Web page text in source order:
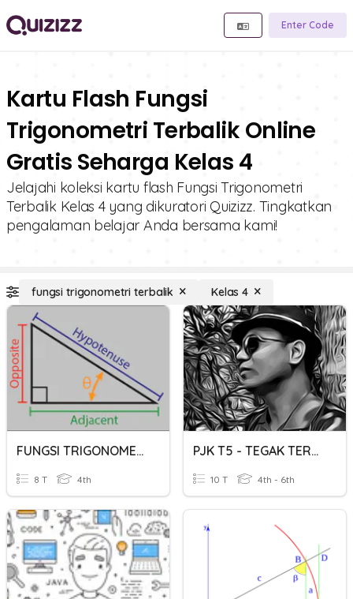
Enter Code
Kartu Flash Fungsi
Trigonometri Terbalik Online
Gratis Seharga Kelas 4
Jelajahi koleksi kartu flash Fungsi Trigonometri
Terbalik Kelas 4 yang dikuratori Quizizz. Tingkatkan
pengalaman belajar Anda bersama kami!
fungsi trigonometri terbalik Kelas 4
FUNGSI TRIGONOMETRI
8 T 4th
PJK T5 - TEGAK TERBALIK
10 T 4th - 6th